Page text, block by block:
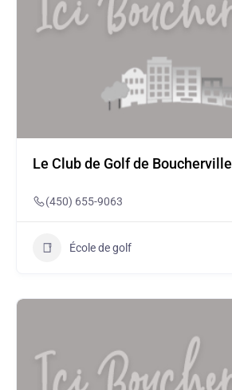
Le Club de Golf de Boucherville
(450) 655-9063
École de golf